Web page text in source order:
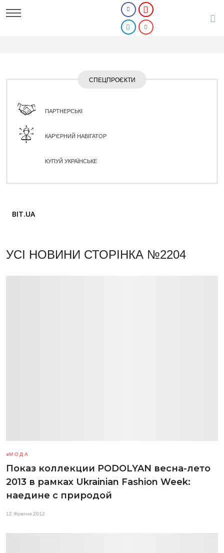
СПЕЦПРОЄКТИ
ПАРТНЕРСЬКІ
КАР'ЄРНИЙ НАВІГАТОР
КУПУЙ УКРАЇНСЬКЕ
BIT.UA
УСІ НОВИНИ СТОРІНКА №2204
МОДА
Показ коллекции PODOLYAN весна-лето
2013 в рамках Ukrainian Fashion Week:
наедине с природой
12 Жовтня 2012